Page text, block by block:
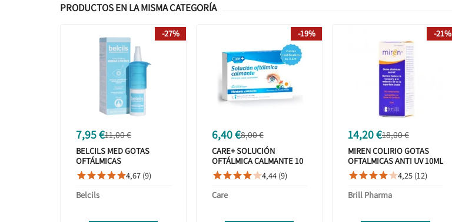
PRODUCTOS EN LA MISMA CATEGORÍA
7,95 €11,00 €
BELCILS MED GOTAS
OFTÁLMICAS
HIDRATANTES 10ML
4,67 (9)
Belcils
-27%
6,40 €8,00 €
CARE+ SOLUCIÓN
OFTÁLMICA CALMANTE 10
VIALES REUTILIZABLES
4,44 (9)
Care
-19%
14,20 €18,00 €
MIREN COLIRIO GOTAS
OFTALMICAS ANTI UV 10ML
4,25 (12)
Brill Pharma
-21%